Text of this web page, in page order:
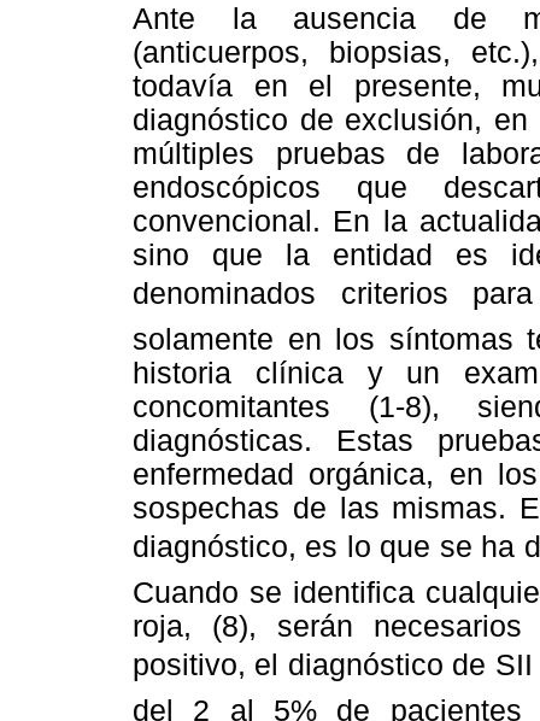
Ante la ausencia de
(anticuerpos, biopsias,
todavía en el presente,
diagnóstico de exclusión,
múltiples pruebas de
endoscópicos que
convencional. En la
sino que la entidad es
denominados criterios
solamente en los síntomas
historia clínica y un
concomitantes (1-8),
diagnósticas. Estas
enfermedad orgánica, en
sospechas de las mismas.
diagnóstico, es lo que se ha
Cuando se identifica
roja, (8), serán necesarios
positivo, el diagnóstico de
del 2 al 5% de pacientes